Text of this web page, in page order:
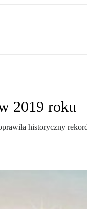
2019 roku
historyczny